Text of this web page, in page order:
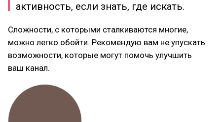
активность, если знать, где искать.
Сложности, с которыми сталкиваются многие,
можно легко обойти. Рекомендую вам не упускать
возможности, которые могут помочь улучшить
ваш канал.